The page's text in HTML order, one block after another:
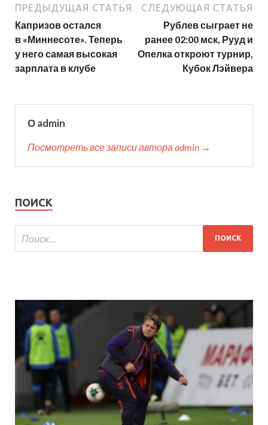
ПРЕДЫДУЩАЯ СТАТЬЯ
Капризов остался
в «Миннесоте». Теперь
у него самая высокая
зарплата в клубе
СЛЕДУЮЩАЯ СТАТЬЯ
Рублев сыграет не
ранее 02:00 мск, Рууд и
Опелка откроют турнир,
Кубок Лэйвера
О admin
Посмотреть все записи автора admin →
ПОИСК